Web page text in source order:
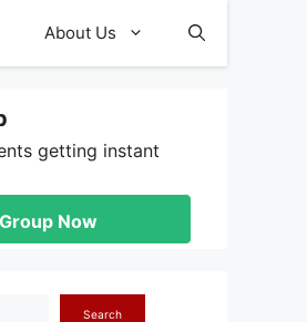
About Us
getting instant
Now
Search